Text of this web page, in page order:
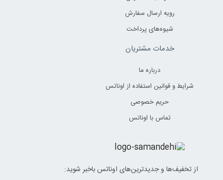
رویه ارسال سفارش
شیوه‌های پرداخت
خدمات مشتریان
درباره ما
شرایط و قوانین استفاده از اوناتس
حریم خصوصی
تماس با اوناتس
از تخفیف‌ها و جدیدترین‌های اوناتس باخبر شوید: